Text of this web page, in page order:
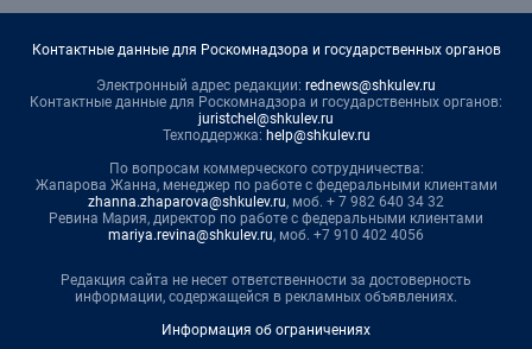
Контактные данные для Роскомнадзора и государственных органов
Электронный адрес редакции: rednews@shkulev.ru
Контактные данные для Роскомнадзора и государственных органов:
juristchel@shkulev.ru
Техподдержка: help@shkulev.ru
По вопросам коммерческого сотрудничества:
Жапарова Жанна, менеджер по работе с федеральными клиентами
zhanna.zhaparova@shkulev.ru, моб. + 7 982 640 34 32
Ревина Мария, директор по работе с федеральными клиентами
mariya.revina@shkulev.ru, моб. +7 910 402 4056
Редакция сайта не несет ответственности за достоверность
информации, содержащейся в рекламных объявлениях.
Информация об ограничениях